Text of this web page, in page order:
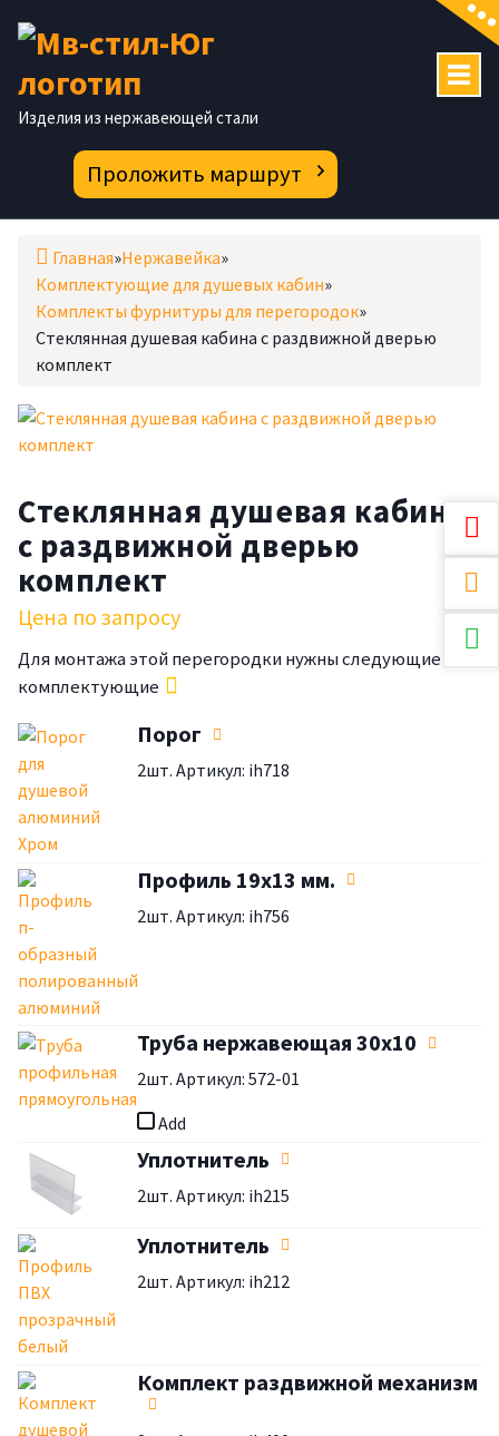
Изделия из нержавеющей стали
Проложить маршрут
Главная»Нержавейка»
Комплектующие для душевых кабин»
Комплекты фурнитуры для перегородок»
Стеклянная душевая кабина с раздвижной дверью
комплект
Стеклянная душевая кабина
с раздвижной дверью
комплект
Цена по запросу
Для монтажа этой перегородки нужны следующие
комплектующие
Порог
2шт. Артикул: ih718
Профиль 19х13 мм.
2шт. Артикул: ih756
Труба нержавеющая 30x10
2шт. Артикул: 572-01
Add
Уплотнитель
2шт. Артикул: ih215
Уплотнитель
2шт. Артикул: ih212
Комплект раздвижной механизм